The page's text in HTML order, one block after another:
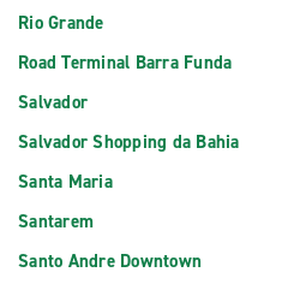
Rio Grande
Road Terminal Barra Funda
Salvador
Salvador Shopping da Bahia
Santa Maria
Santarem
Santo Andre Downtown